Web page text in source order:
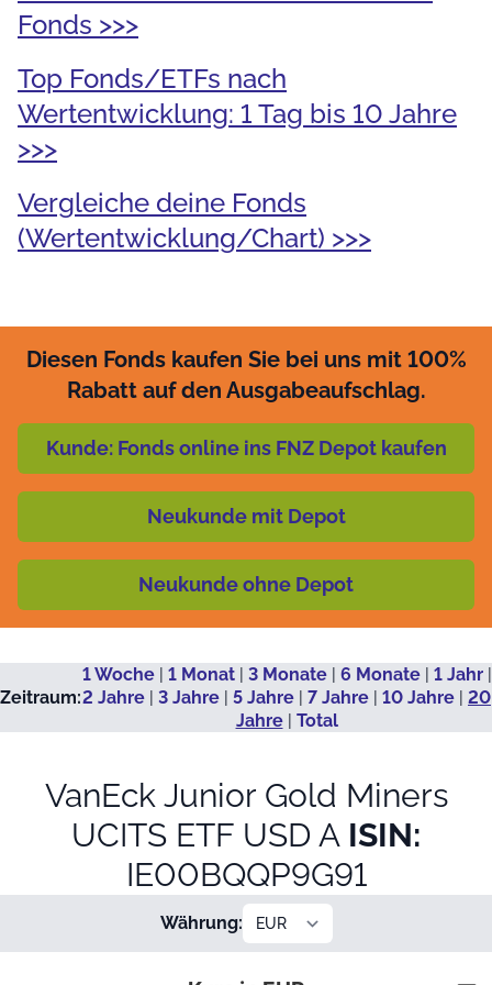
Fonds >>>
Top Fonds/ETFs nach
Wertentwicklung: 1 Tag bis 10 Jahre
>>>
Vergleiche deine Fonds
(Wertentwicklung/Chart) >>>
Diesen Fonds kaufen Sie bei uns mit 100%
Rabatt auf den Ausgabeaufschlag.
Kunde: Fonds online ins FNZ Depot kaufen
Neukunde mit Depot
Neukunde ohne Depot
Zeitraum:
1 Woche| 1 Monat| 3 Monate| 6 Monate| 1 Jahr|
2 Jahre | 3 Jahre | 5 Jahre | 7 Jahre | 10 Jahre | 20
Jahre| Total
VanEck Junior Gold Miners
UCITS ETF USD A ISIN:
IE00BQQP9G91
Währung: